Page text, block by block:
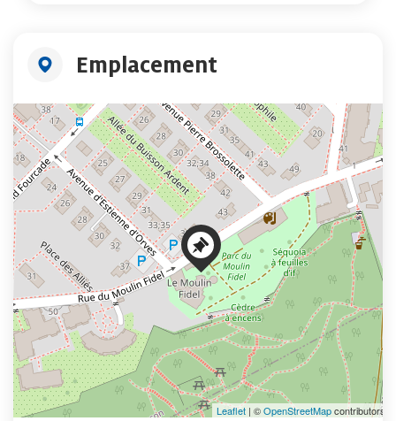
Emplacement
+
−
Leaflet | ©OpenStreetMapcontributors